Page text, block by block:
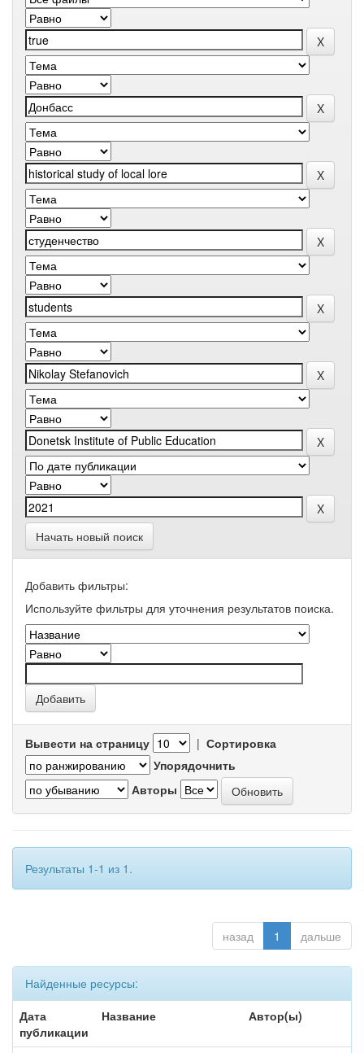
Начать новый поиск
Добавить фильтры:
Используйте фильтры для уточнения результатов поиска.
Вывести на страницу | Сортировка
Упорядочнить
Авторы
Результаты 1-1 из 1.
назад 1 дальше
Найденные ресурсы:
Дата
публикации
Название Автор(ы)